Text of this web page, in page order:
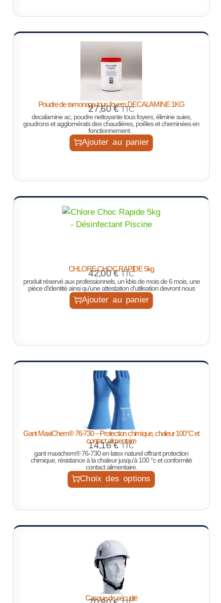
Poudre de ramonage tous foyers DECALAMINE 1KG
27,60€ TTC
decalamine ac, poudre nettoyante tous foyers, élimine suies,
goudrons et agglomérats des chaudières, poêles et cheminées en
fonctionnement.
Ajouter au panier
CHLORE CHOC RAPIDE 5kg
42,00€ TTC
produit réservé aux professionnels, un kbis de mois de 6 mois, une
pièce d'identité ainsi qu'une attestation d'utilisation devront nous
Ajouter au panier
Gant MaxiChem® 76-730 – Protection chimique, chaleur 100°C et
contact alimentaire
14,16€ TTC
gant maxichem® 76-730 en latex naturel offrant protection
chimique, résistance à la chaleur jusqu’à 100 °c et conformité
contact alimentaire.
Choix des options
Casque de sécurité